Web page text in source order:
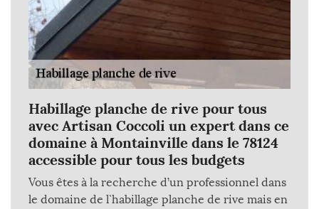
Habillage planche de rive pour tous
avec Artisan Coccoli un expert dans ce
domaine à Montainville dans le 78124
accessible pour tous les budgets
Vous êtes à la recherche d’un professionnel dans
le domaine de l`habillage planche de rive mais en